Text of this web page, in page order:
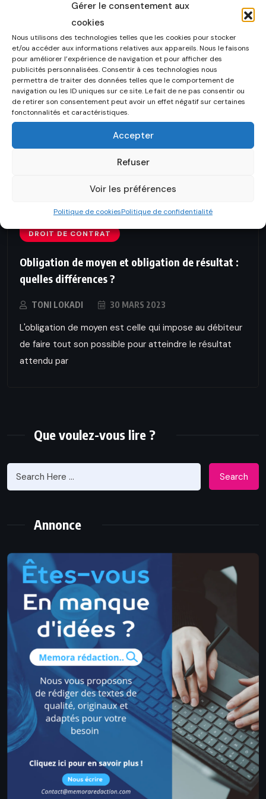
Gérer le consentement aux
cookies
Nous utilisons des technologies telles que les cookies pour stocker
et/ou accéder aux informations relatives aux appareils. Nous le faisons
pour améliorer l’expérience de navigation et pour afficher des
publicités personnalisées. Consentir à ces technologies nous
permettra de traiter des données telles que le comportement de
navigation ou les ID uniques sur ce site. Le fait de ne pas consentir ou
de retirer son consentement peut avoir un effet négatif sur certaines
fonctonnalités et caractéristiques.
Accepter
Refuser
Voir les préférences
Politique de cookiesPolitique de confidentialité
Le coiffeur a une obligation de moyen et non de
résultat. Cela signifie que le coiffeur doit tout mettre
en
DROIT DE CONTRAT
Obligation de moyen et obligation de résultat :
quelles différences ?
TONI LOKADI 30 MARS 2023
L'obligation de moyen est celle qui impose au débiteur
de faire tout son possible pour atteindre le résultat
attendu par
Que voulez-vous lire ?
Search
Annonce